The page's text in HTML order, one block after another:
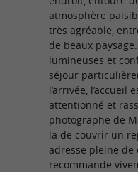
atmosphère
très agréable,
de beaux
lumineuses et
séjour
l’arrivée, l’accueil
attentionné et
photographe de
la de couvrir un
adresse pleine de
recommande